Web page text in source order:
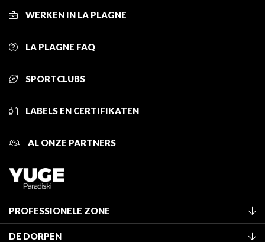
WERKEN IN LA PLAGNE
LA PLAGNE FAQ
SPORTCLUBS
LABELS EN CERTIFIKATEN
AL ONZE PARTNERS
PROFESSIONELE ZONE
DE DORPEN